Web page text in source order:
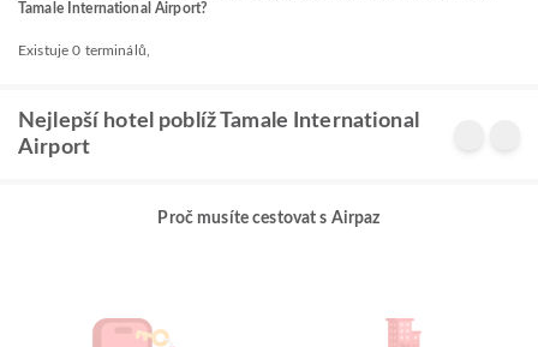
Tamale International Airport?
Existuje 0 terminálů,
Nejlepší hotel poblíž Tamale International
Airport
Proč musíte cestovat s Airpaz